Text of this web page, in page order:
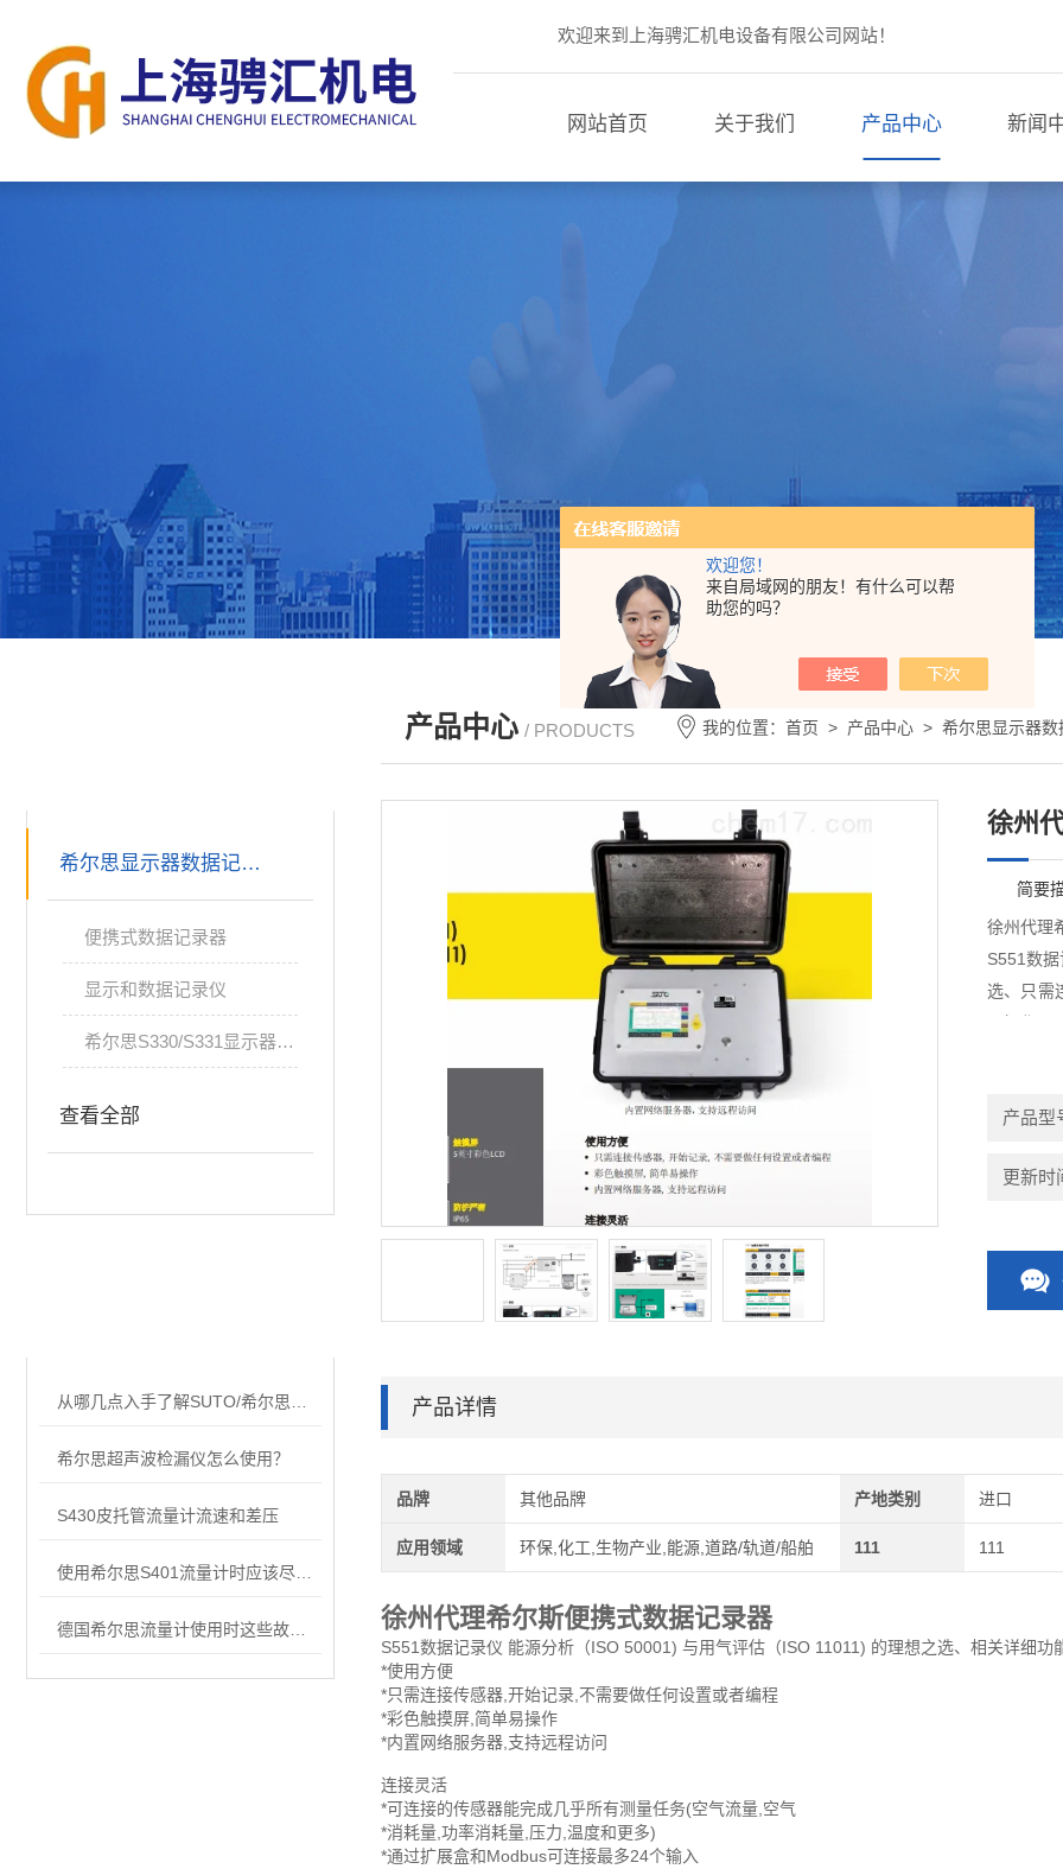
欢迎您！
来自局域网的朋友！有什么可以帮
助您的吗？
欢迎来到上海骋汇机电设备有限公司网站！
网站首页 关于我们 产品中心 新闻
希尔思显示器数据记录仪
便携式数据记录器
显示和数据记录仪
希尔思S330/S331显示器数据记录仪
查看全部
希尔思超声波检漏仪怎么使用？
S430皮托管流量计流速和差压
产品中心 / PRODUCTS 我的位置：首页 > 产品中心 >希尔思显示器数
徐州
简要
徐州代理
S551数
选、只需
产品型
更新时
产品详情
品牌 其他品牌 产地类别 进口
应用领域 环保,化工,生物产业,能源,道路/轨道/船舶 111 111
徐州代理希尔斯便携式数据记录器
S551数据记录仪 能源分析（ISO 50001) 与用气评估（ISO 11011) 的理想之选、相关详细功
*使用方便
*只需连接传感器,开始记录,不需要做任何设置或者编程
*彩色触摸屏,简单易操作
*内置网络服务器,支持远程访问
连接灵活
*可连接的传感器能完成几乎所有测量任务(空气流量,空气
*消耗量,功率消耗量,压力,温度和更多)
*通过扩展盒和Modbus可连接最多24个输入